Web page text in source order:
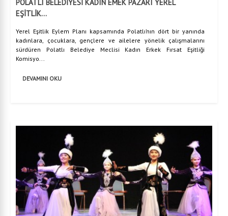
POLATLI BELEDİYESİ KADIN EMEK PAZARI YEREL
EŞİTLİK...
Yerel Eşitlik Eylem Planı kapsamında Polatlı’nın dört bir yanında
kadınlara, çocuklara, gençlere ve ailelere yönelik çalışmalarını
sürdüren Polatlı Belediye Meclisi Kadın Erkek Fırsat Eşitliği
Komisyo...
DEVAMINI OKU